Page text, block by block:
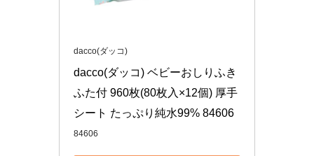
dacco(ダッコ)
dacco(ダッコ) ベビーおしりふき
ふた付 960枚(80枚入×12個) 厚手
シート たっぷり純水99% 84606
84606